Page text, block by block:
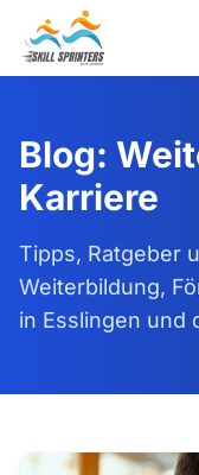
Blog:
Karriere
Tipps, Ratgeber
Weiterbildung,
in Esslingen und